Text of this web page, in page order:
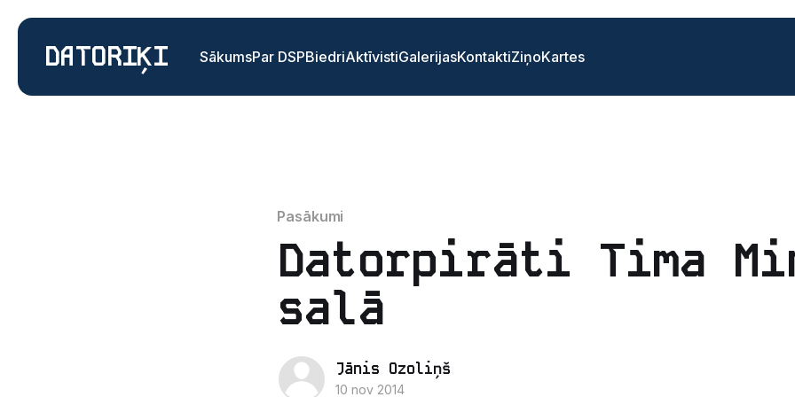
DATORIĶI SākumsPar DSPBiedriAktīvistiGalerijasKontaktiZiņoKartes
Pasākumi
Datorpirāti Tima
salā
Jānis Ozoliņš
10 nov 2014